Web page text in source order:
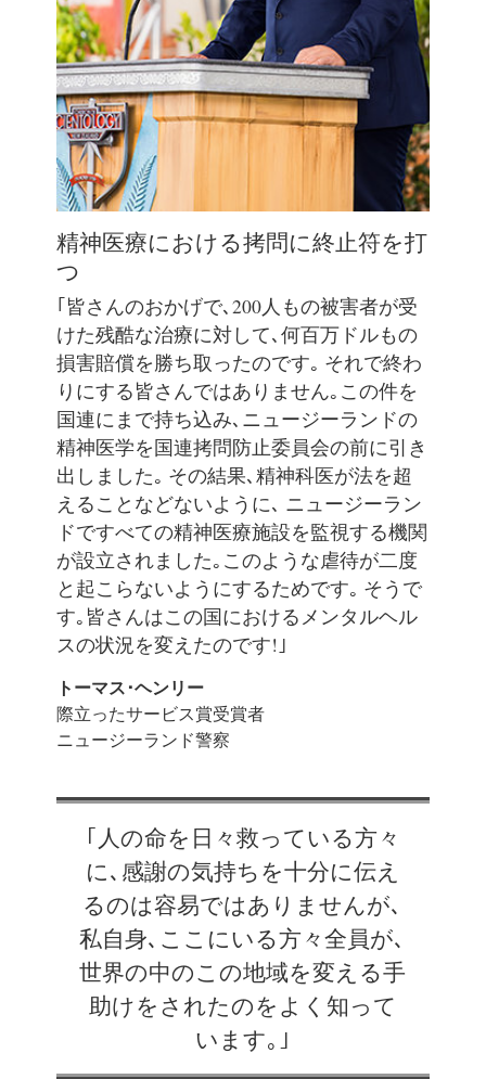
精神医療における拷問に終止符を打
つ
｢皆さんのおかげで､200人もの被害者が受
けた残酷な治療に対して､何百万ドルもの
損害賠償を勝ち取ったのです｡ それで終わ
りにする皆さんではありません｡この件を
国連にまで持ち込み､ニュージーランドの
精神医学を国連拷問防止委員会の前に引き
出しました｡ その結果､精神科医が法を超
えることなどないように､ ニュージーラン
ドですべての精神医療施設を監視する機関
が設立されました｡このような虐待が二度
と起こらないようにするためです｡ そうで
す｡皆さんはこの国におけるメンタルヘル
スの状況を変えたのです!｣
トーマス･ヘンリー
際立ったサービス賞受賞者
ニュージーランド警察
｢人の命を日々救っている方々
に､感謝の気持ちを十分に伝え
るのは容易ではありませんが､
私自身､ここにいる方々全員が､
世界の中のこの地域を変える手
助けをされたのをよく知って
います｡｣